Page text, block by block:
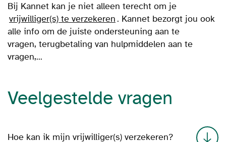
Bij Kannet kan je niet alleen terecht om je
vrijwilliger(s) te verzekeren. Kannet bezorgt jou ook
alle info om de juiste ondersteuning aan te
vragen, terugbetaling van hulpmiddelen aan te
vragen,...
Veelgestelde vragen
Hoe kan ik mijn vrijwilliger(s) verzekeren?